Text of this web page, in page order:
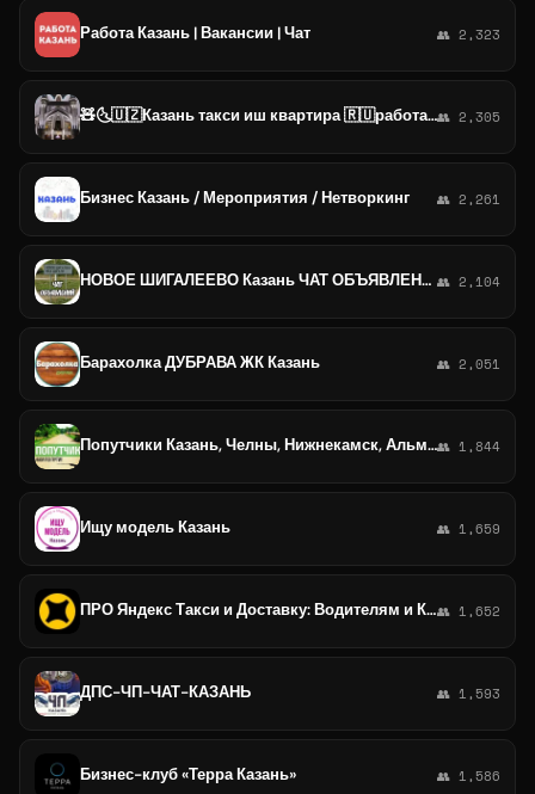
Работа Казань | Вакансии | Чат 👥 2,323
🧸🌜🇺🇿Казань такси иш квартира 🇷🇺работа квартира Казань 🇹🇯Кор квартира Казань Мусофирлар🍀👨‍🔧👥 2,305
Бизнес Казань / Мероприятия / Нетворкинг 👥 2,261
НОВОЕ ШИГАЛЕЕВО Казань ЧАТ ОБЪЯВЛЕНИЙ 👥 2,104
Барахолка ДУБРАВА ЖК Казань 👥 2,051
Попутчики Казань, Челны, Нижнекамск, Альметьевск👥 1,844
Ищу модель Казань 👥 1,659
ПРО Яндекс Такси и Доставку: Водителям и Курьерам ( Казань Набережные Челны )👥 1,652
ДПС-ЧП-ЧАТ-КАЗАНЬ 👥 1,593
Бизнес-клуб «Терра Казань» 👥 1,586